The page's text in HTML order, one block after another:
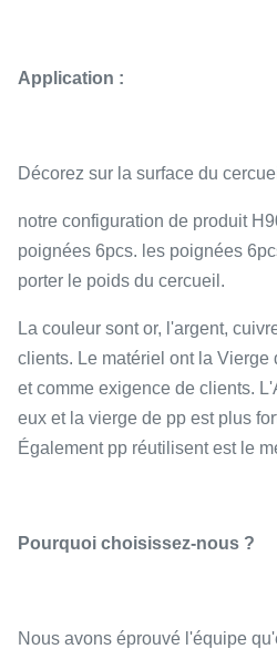
Application :
Décorez sur la surface du
notre configuration de produit
poignées 6pcs. les poignées
porter le poids du cercueil.
La couleur sont or, l'argent,
clients. Le matériel ont la Vierge
et comme exigence de clients.
eux et la vierge de pp est plus
Également pp réutilisent est le
Pourquoi choisissez-nous ?
Nous avons éprouvé l'équipe